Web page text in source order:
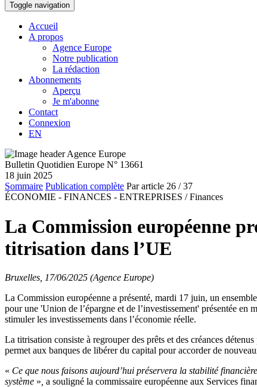
Toggle navigation
Accueil
A propos
Agence Europe
Notre publication
La rédaction
Abonnements
Aperçu
Je m'abonne
Contact
Connexion
EN
Bulletin Quotidien Europe N° 13661
18 juin 2025
Sommaire Publication complète Par article 26 / 37
ÉCONOMIE - FINANCES - ENTREPRISES / Finances
La Commission européenne
titrisation dans l’UE
Bruxelles, 17/06/2025 (Agence Europe)
La Commission européenne a présenté, mardi 17 juin, un
pour une 'Union de l’épargne et de l’investissement' présentée
stimuler les investissements dans l’économie réelle.
La titrisation consiste à regrouper des prêts et des créances
permet aux banques de libérer du capital pour accorder de
« Ce que nous faisons aujourd’hui préservera la stabilité
système » a souligné la commissaire européenne aux Services